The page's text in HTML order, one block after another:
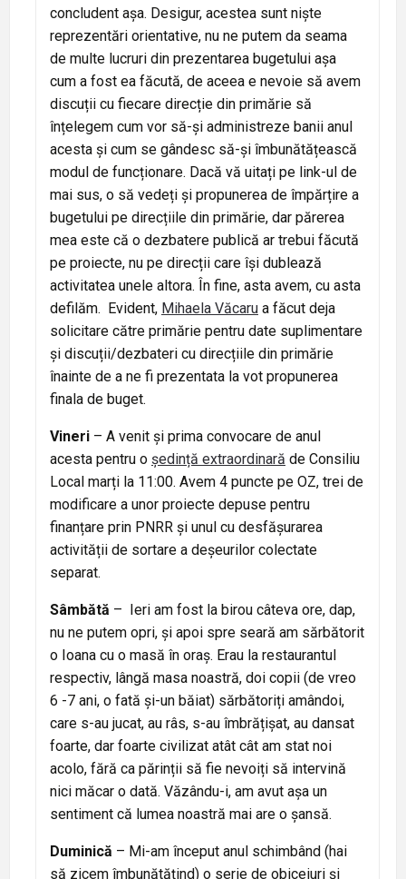
concludent așa. Desigur, acestea sunt niște
reprezentări orientative, nu ne putem da seama
de multe lucruri din prezentarea bugetului așa
cum a fost ea făcută, de aceea e nevoie să avem
discuții cu fiecare direcție din primărie să
înțelegem cum vor să-și administreze banii anul
acesta și cum se gândesc să-și îmbunătățească
modul de funcționare. Dacă vă uitați pe link-ul de
mai sus, o să vedeți și propunerea de împărțire a
bugetului pe direcțiile din primărie, dar părerea
mea este că o dezbatere publică ar trebui făcută
pe proiecte, nu pe direcții care își dublează
activitatea unele altora. În fine, asta avem, cu asta
defilăm. Evident, Mihaela Văcaru a făcut deja
solicitare către primărie pentru date suplimentare
și discuții/dezbateri cu direcțiile din primărie
înainte de a ne fi prezentata la vot propunerea
finala de buget.
Vineri – A venit și prima convocare de anul
acesta pentru o ședință extraordinară de Consiliu
Local marți la 11:00. Avem 4 puncte pe OZ, trei de
modificare a unor proiecte depuse pentru
finanțare prin PNRR și unul cu desfășurarea
activității de sortare a deșeurilor colectate
separat.
Sâmbătă – Ieri am fost la birou câteva ore, dap,
nu ne putem opri, și apoi spre seară am sărbătorit
o Ioana cu o masă în oraș. Erau la restaurantul
respectiv, lângă masa noastră, doi copii (de vreo
6 -7 ani, o fată și-un băiat) sărbătoriți amândoi,
care s-au jucat, au râs, s-au îmbrățișat, au dansat
foarte, dar foarte civilizat atât cât am stat noi
acolo, fără ca părinții să fie nevoiți să intervină
nici măcar o dată. Văzându-i, am avut așa un
sentiment că lumea noastră mai are o șansă.
Duminică – Mi-am început anul schimbând (hai
să zicem îmbunătățind) o serie de obiceiuri și